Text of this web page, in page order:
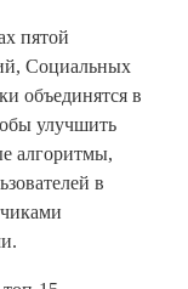
пятой
Социальных
объединятся в
улучшить
алгоритмы,
в